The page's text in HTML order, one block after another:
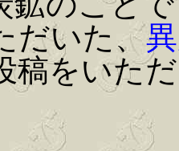
だいた、
稿をいた